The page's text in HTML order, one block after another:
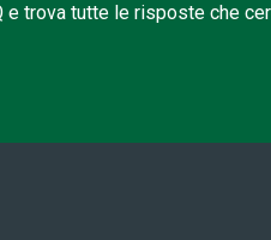
e trova tutte le risposte che